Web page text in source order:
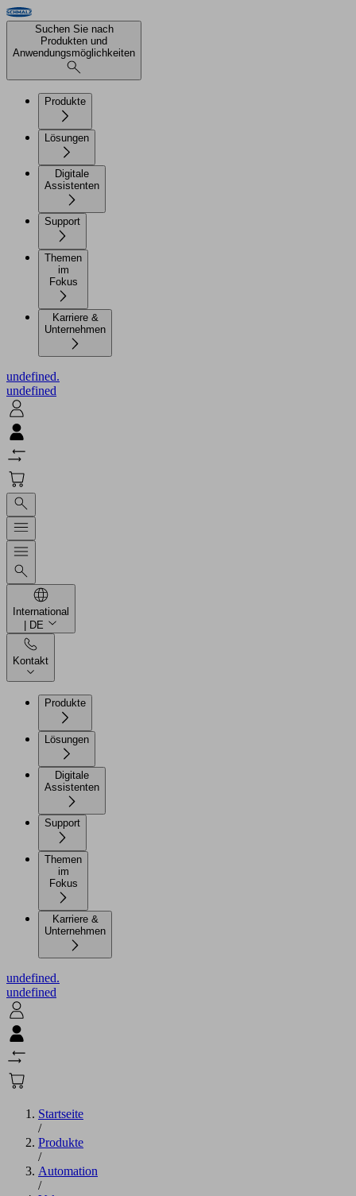
Suchen Sie nach
Produkten und
Anwendungsmöglichkeiten
Produkte
Lösungen
Digitale
Assistenten
Support
Themen
im
Karriere &
Unternehmen
undefined.
undefined
International
| DE
Kontakt
Produkte
Lösungen
Digitale
Assistenten
Support
Themen
im
Karriere &
Unternehmen
undefined.
undefined
Startseite
/
Produkte
/
Automation
/